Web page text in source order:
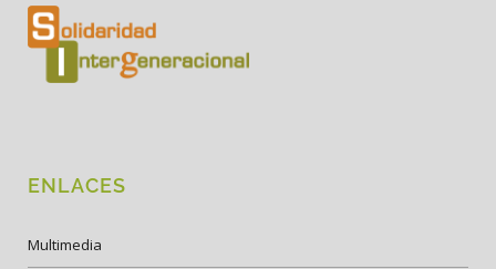
ENLACES
Multimedia